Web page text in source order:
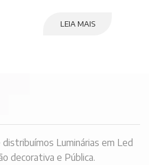
LEIA MAIS
distribuímos Luminárias em Led
decorativa e Pública.